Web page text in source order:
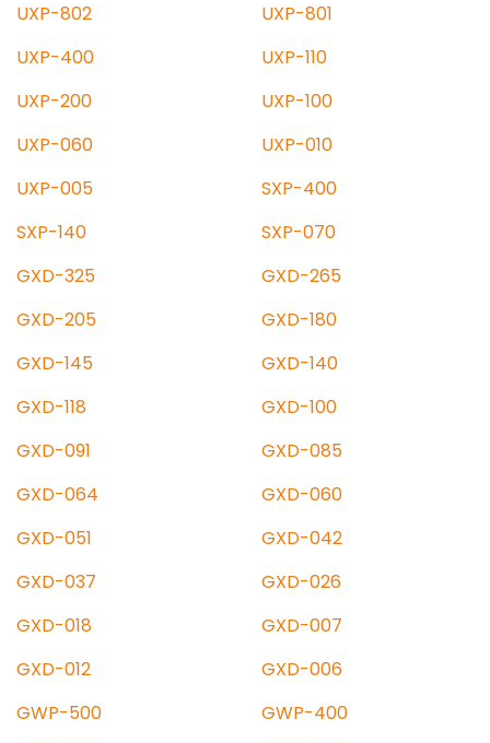
UXP-802
UXP-801
UXP-400
UXP-110
UXP-200
UXP-100
UXP-060
UXP-010
UXP-005
SXP-400
SXP-140
SXP-070
GXD-325
GXD-265
GXD-205
GXD-180
GXD-145
GXD-140
GXD-118
GXD-100
GXD-091
GXD-085
GXD-064
GXD-060
GXD-051
GXD-042
GXD-037
GXD-026
GXD-018
GXD-007
GXD-012
GXD-006
GWP-500
GWP-400